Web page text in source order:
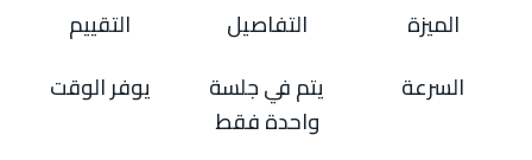
الميزة التفاصيل
التقييم
السرعة
يتم في جلسة
واحدة فقط
يوفر الوقت